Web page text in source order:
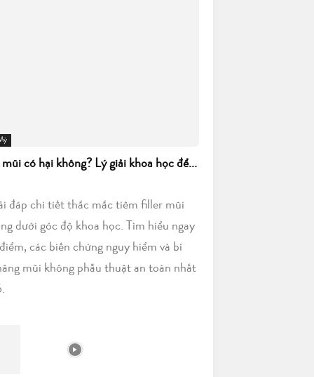
có hại không? Lý giải khoa học để...
đáp chi tiết thắc mắc tiêm filler mũi
dưới góc độ khoa học. Tìm hiểu ngay
các biến chứng nguy hiểm và bí
mũi không phẫu thuật an toàn nhất